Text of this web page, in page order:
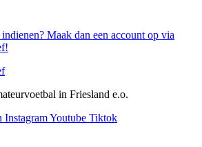
Maak dan een account op via
in Friesland e.o.
InstagramYoutube Tiktok